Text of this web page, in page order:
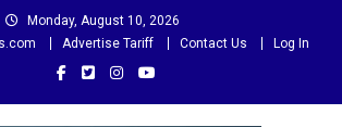
Monday, August 10, 2026
Advertise Tariff Contact Us Log In